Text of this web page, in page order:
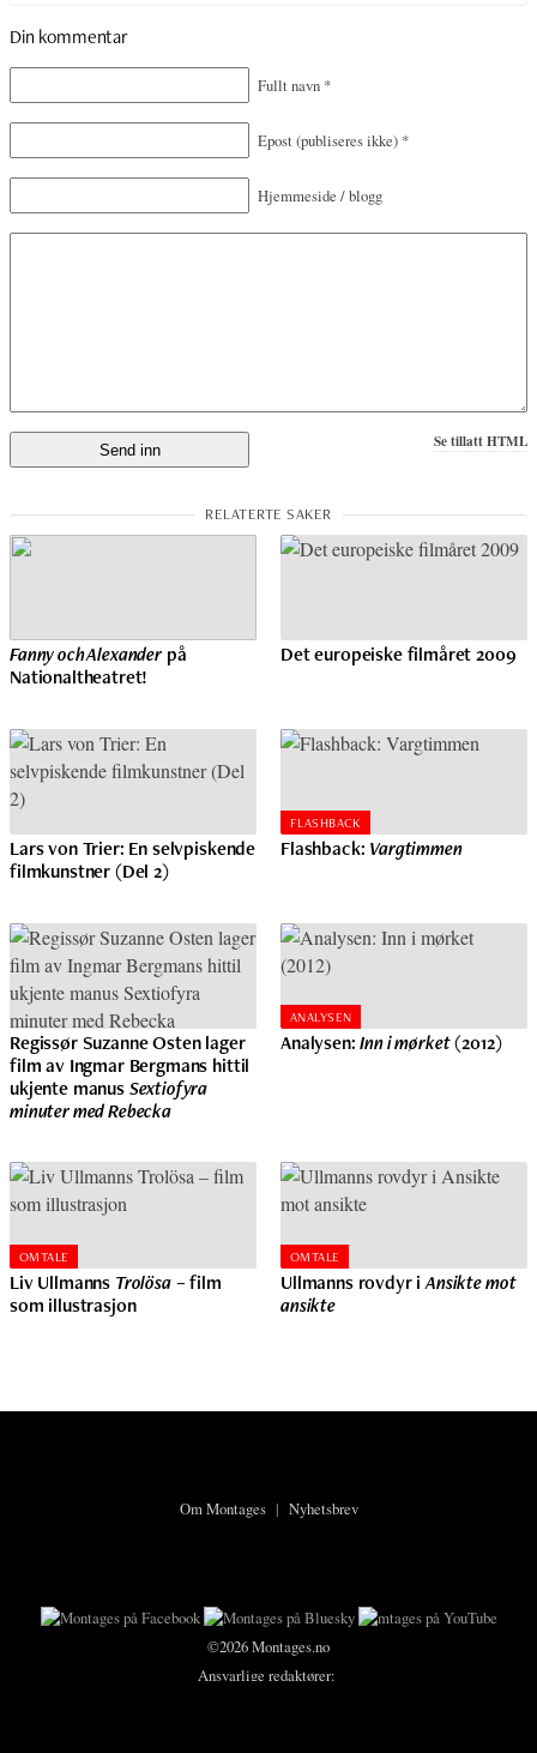
Din kommentar
Fullt navn *
Epost(publiseres ikke) *
Hjemmeside / blogg
Se tillatt HTML
Fanny och Alexanderpå
Nationaltheatret!
Det europeiske filmåret 2009
Lars von Trier: En selvpiskende
filmkunstner (Del 2)
FLASHBACK
Flashback: Vargtimmen
Regissør Suzanne Osten lager
film av Ingmar Bergmans hittil
ukjente manusSextiofyra
minuter med Rebecka
ANALYSEN
Analysen: Inn i mørket(2012)
OMTALE
Liv Ullmanns Trolösa– film
som illustrasjon
OMTALE
Ullmanns rovdyr iAnsikte mot
ansikte
Om Montages| Nyhetsbrev
©2026 Montages.no
Ansvarlige redaktører: